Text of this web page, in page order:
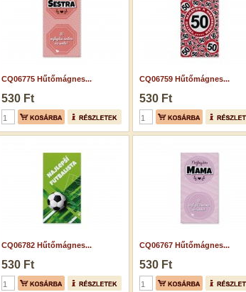
CQ06775 Hűtőmágnes...
530 Ft
CQ06759 Hűtőmágnes...
530 Ft
CQ06782 Hűtőmágnes...
530 Ft
CQ06767 Hűtőmágnes...
530 Ft